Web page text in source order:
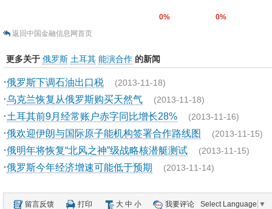
0%
0%
返回中国金融信息网首页
更多关于 俄罗斯 土耳其 能演合作 的新闻
·俄罗斯下调石油出口税 (2013-11-18)
·乌克兰恢复从俄罗斯购买天然气 (2013-11-18)
·土耳其前9月经常账户赤字同比增长28% (2013-11-16)
·俄欢迎伊朗与国际原子能机构签署合作路线图 (2013-11-15)
·俄明年将恢复“北风之神”级战略核潜艇测试 (2013-11-15)
·俄罗斯今年经济增速可能低于预期 (2013-11-14)
留言反馈 打印 大 中 小 我要评论 Select Language ▼